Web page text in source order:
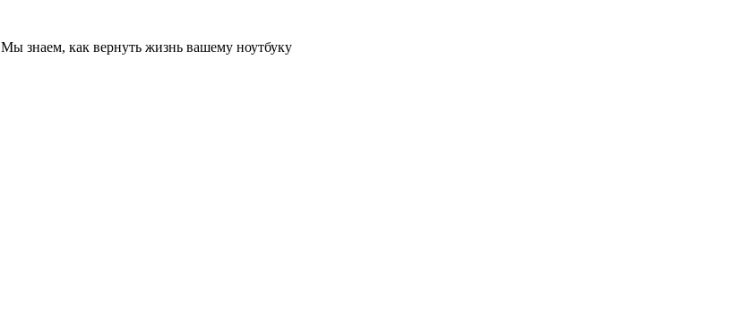
Мы знаем, как вернуть жизнь вашему ноутбуку